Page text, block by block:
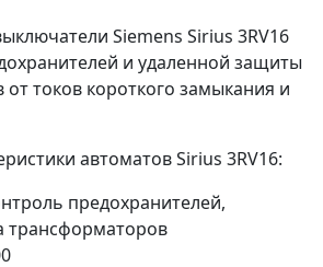
Siemens Sirius 3RV16
и удаленной защиты
токов короткого замыкания и
автоматов Sirius 3RV16:
предохранителей,
трансформаторов